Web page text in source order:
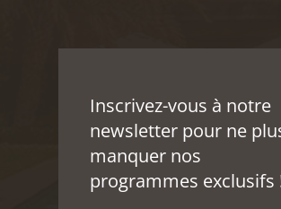
Inscrivez-vous à notre
newsletter pour ne
manquer nos
programmes exclusifs